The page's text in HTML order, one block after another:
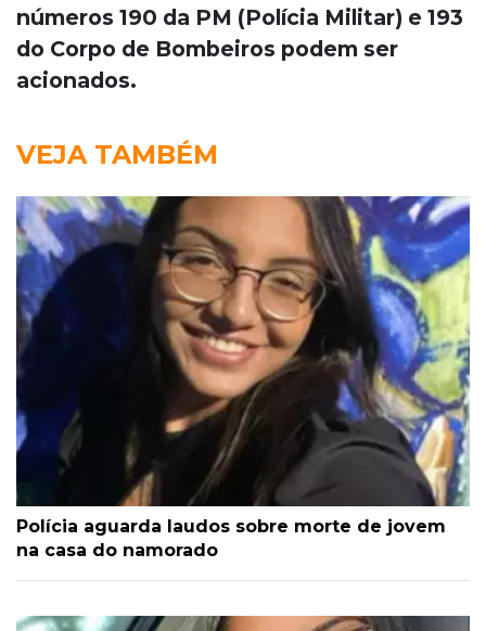
números 190 da PM (Polícia Militar) e 193
do Corpo de Bombeiros podem ser
acionados.
VEJA TAMBÉM
Polícia aguarda laudos sobre morte de jovem
na casa do namorado